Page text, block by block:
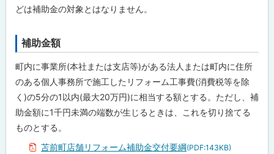
どは補助金の対象とはなりません。
ト
プ
に
戻
る
補助金額
町内に事業所(本社または支店等)がある法人または町内に住所
のある個人事務所で施工したリフォーム工事費(消費税等を除
く)の5分の1以内(最大20万円)に相当する額とする。ただし、補
助金額に1千円未満の端数が生じるときは、これを切り捨てる
ものとする。
苫前町店舗リフォーム補助金交付要綱(PDF:143KB)